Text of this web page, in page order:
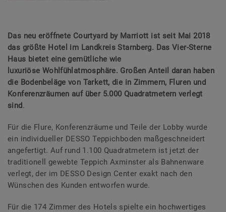
Das neu eröffnete Courtyard by Marriott ist seit Mai 2018
das größte Hotel im Landkreis Starnberg. Das Vier-Sterne
Haus bietet eine gemütliche wie
luxuriöse Wohlfühlatmosphäre. Großen Anteil daran haben
die Bodenbeläge von Tarkett, die in Zimmern, Fluren und
Konferenzräumen auf über 5.000 Quadratmetern verlegt
sind.
Für die Flure, Konferenzräume und Teile der Lobby wurde
ein individueller DESSO Teppichboden maßgeschneidert
angefertigt. Auf rund 1.100 Quadratmetern ist jetzt der
traditionell gewebte Teppich Axminster als Bahnenware
verlegt, der im DESSO Design Center exakt nach den
Wünschen des Kunden entworfen wurde.
Für die 174 Zimmer des Hotels spielte ein hochwertiges